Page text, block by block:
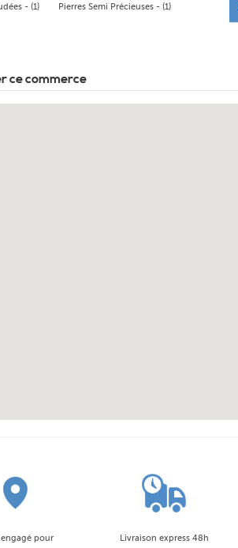
- (1)
Pierres Semi Précieuses - (1)
ce commerce
engagé pour
Livraison express 48h